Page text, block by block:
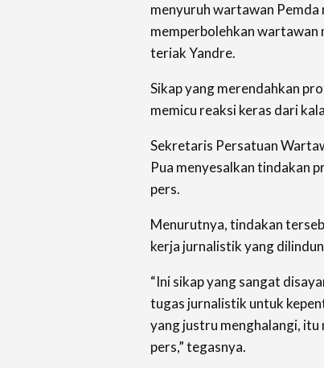
menyuruh wartawan Pemda
memperbolehkan wartawan
teriak Yandre.
Sikap yang merendahkan
memicu reaksi keras dari
Sekretaris Persatuan
Pua menyesalkan tindakan
pers.
Menurutnya, tindakan
kerja jurnalistik yang
“Ini sikap yang sangat
tugas jurnalistik untuk
yang justru menghalangi,
pers,” tegasnya.